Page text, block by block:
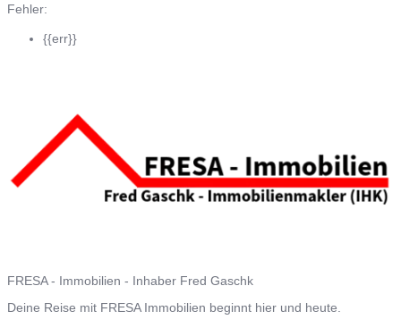
Fehler:
{{err}}
FRESA - Immobilien - Inhaber Fred Gaschk
Deine Reise mit FRESA Immobilien beginnt hier und heute.